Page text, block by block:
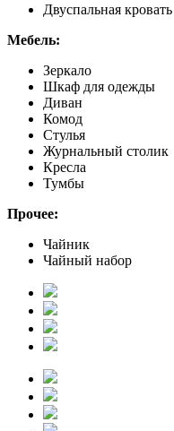
Двуспальная кровать
Мебель:
Зеркало
Шкаф для одежды
Диван
Комод
Стулья
Журнальный столик
Кресла
Тумбы
Прочее:
Чайник
Чайный набор